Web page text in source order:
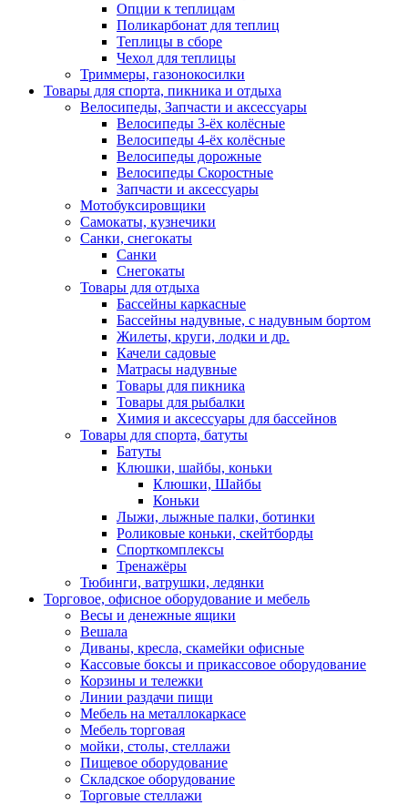
Опции к теплицам
Поликарбонат для теплиц
Теплицы в сборе
Чехол для теплицы
Триммеры, газонокосилки
Товары для спорта, пикника и отдыха
Велосипеды, Запчасти и аксессуары
Велосипеды 3-ёх колёсные
Велосипеды 4-ёх колёсные
Велосипеды дорожные
Велосипеды Скоростные
Запчасти и аксессуары
Мотобуксировщики
Самокаты, кузнечики
Санки, снегокаты
Санки
Снегокаты
Товары для отдыха
Бассейны каркасные
Бассейны надувные, с надувным бортом
Жилеты, круги, лодки и др.
Качели садовые
Матрасы надувные
Товары для пикника
Товары для рыбалки
Химия и аксессуары для бассейнов
Товары для спорта, батуты
Батуты
Клюшки, шайбы, коньки
Клюшки, Шайбы
Коньки
Лыжи, лыжные палки, ботинки
Роликовые коньки, скейтборды
Спорткомплексы
Тренажёры
Тюбинги, ватрушки, ледянки
Торговое, офисное оборудование и мебель
Весы и денежные ящики
Вешала
Диваны, кресла, скамейки офисные
Кассовые боксы и прикассовое оборудование
Корзины и тележки
Линии раздачи пищи
Мебель на металлокаркасе
Мебель торговая
мойки, столы, стеллажи
Пищевое оборудование
Складское оборудование
Торговые стеллажи